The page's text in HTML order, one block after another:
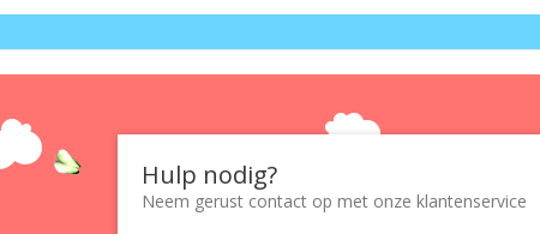
Hulp nodig?
Neem gerust contact op met onzeklantenservice